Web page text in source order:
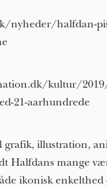
halfdan-
kultur/
21-aarhundrede
grafik, illustration,
Halfdans mange
ikonisk enkelthed